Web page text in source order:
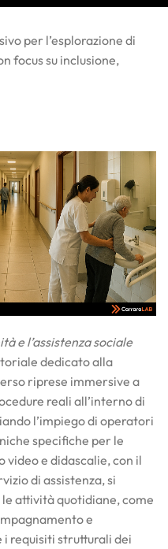
per l’esplorazione di
focus su inclusione,
e l’assistenza sociale
dedicato alla
riprese immersive a
reali all’interno di
l’impiego di operatori
specifiche per le
video e didascalie, con il
di assistenza, si
attività quotidiane, come
e
requisiti strutturali dei